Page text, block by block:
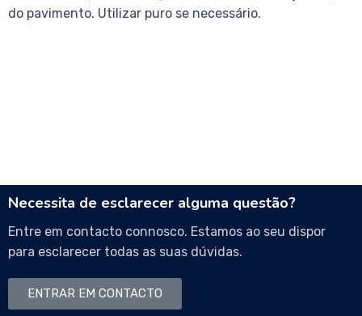
do pavimento. Utilizar puro se necessário.
Necessita de esclarecer alguma questão?
Entre em contacto connosco. Estamos ao seu dispor
para esclarecer todas as suas dúvidas.
ENTRAR EM CONTACTO